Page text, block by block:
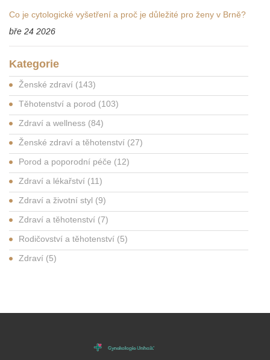
Co je cytologické vyšetření a proč je důležité pro ženy v Brně?
bře 24 2026
Kategorie
Ženské zdraví (143)
Těhotenství a porod (103)
Zdraví a wellness (84)
Ženské zdraví a těhotenství (27)
Porod a poporodní péče (12)
Zdraví a lékařství (11)
Zdraví a životní styl (9)
Zdraví a těhotenství (7)
Rodičovství a těhotenství (5)
Zdraví (5)